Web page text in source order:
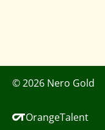
© 2026 Nero Gold
OrangeTalent